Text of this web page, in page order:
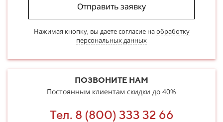
Отправить заявку
Нажимая кнопку, вы даете согласие наобработку
персональных данных
ПОЗВОНИТЕ НАМ
Постоянным клиентам скидки до 40%
Тел. 8 (800) 333 32 66